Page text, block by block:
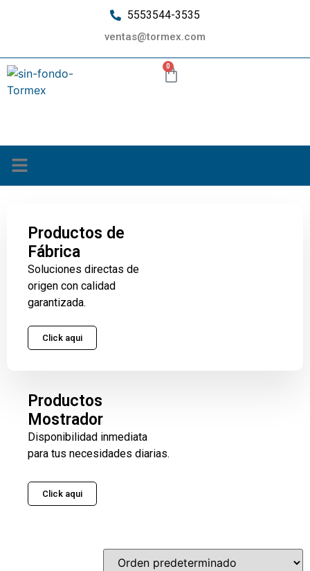
5553544-3535
ventas@tormex.com
0
Productos de
Fábrica
Soluciones directas de
origen con calidad
garantizada.
Click aqui
Productos
Mostrador
Disponibilidad inmediata
para tus necesidades diarias.
Click aqui